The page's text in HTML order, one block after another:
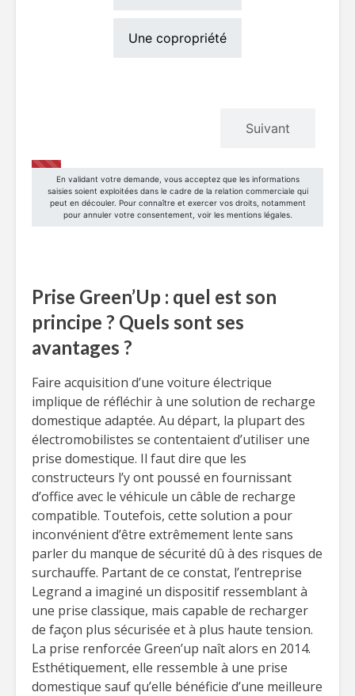
Prise Green’Up : quel est son
principe ? Quels sont ses
avantages ?
Faire acquisition d’une voiture électrique
implique de réfléchir à une solution de recharge
domestique adaptée. Au départ, la plupart des
électromobilistes se contentaient d’utiliser une
prise domestique. Il faut dire que les
constructeurs l’y ont poussé en fournissant
d’office avec le véhicule un câble de recharge
compatible. Toutefois, cette solution a pour
inconvénient d’être extrêmement lente sans
parler du manque de sécurité dû à des risques de
surchauffe. Partant de ce constat, l’entreprise
Legrand a imaginé un dispositif ressemblant à
une prise classique, mais capable de recharger
de façon plus sécurisée et à plus haute tension.
La prise renforcée Green’up naît alors en 2014.
Esthétiquement, elle ressemble à une prise
domestique sauf qu’elle bénéficie d’une meilleure